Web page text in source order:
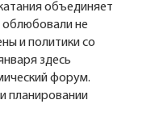
объединяет
облюбовали не
и политики со
здесь
форум.
планировании